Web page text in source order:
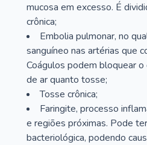
mucosa em excesso. É
crônica;
Embolia pulmonar, no
sanguíneo nas artérias que
Coágulos podem bloquear
de ar quanto tosse;
Tosse crônica;
Faringite, processo
e regiões próximas. Pode
bacteriológica, podendo